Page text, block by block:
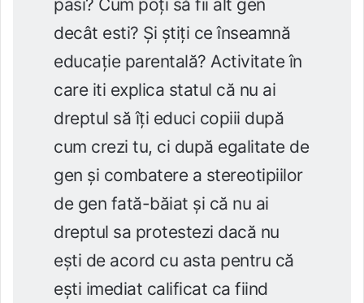
pasi? Cum poți să fii alt gen
decât esti? Și știți ce înseamnă
educație parentală? Activitate în
care iti explica statul că nu ai
dreptul să îți educi copiii după
cum crezi tu, ci după egalitate de
gen și combatere a stereotipiilor
de gen fată-băiat și că nu ai
dreptul sa protestezi dacă nu
ești de acord cu asta pentru că
ești imediat calificat ca fiind